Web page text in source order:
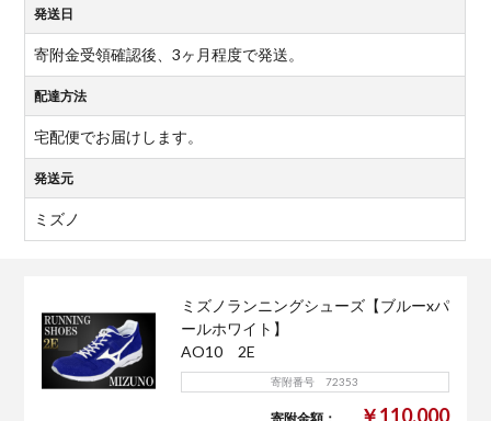
発送日
寄附金受領確認後、3ヶ月程度で発送。
配達方法
宅配便でお届けします。
発送元
ミズノ
ミズノランニングシューズ【ブルーxパ
ールホワイト】
AO10 2E
寄附番号 72353
￥110,000